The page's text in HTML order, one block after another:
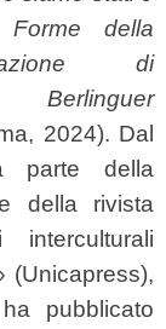
Forme della
di
Berlinguer
2024). Dal
parte della
della rivista
(Unicapress),
pubblicato